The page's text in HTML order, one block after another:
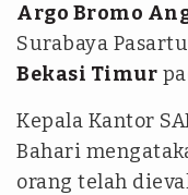
Argo Bromo
Surabaya
Bekasi Timur
Kepala Kantor
Bahari
orang telah